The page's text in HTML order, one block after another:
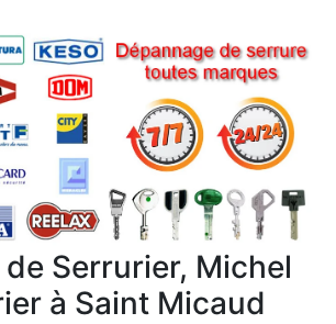
Serrurier, Michel
à Saint Micaud